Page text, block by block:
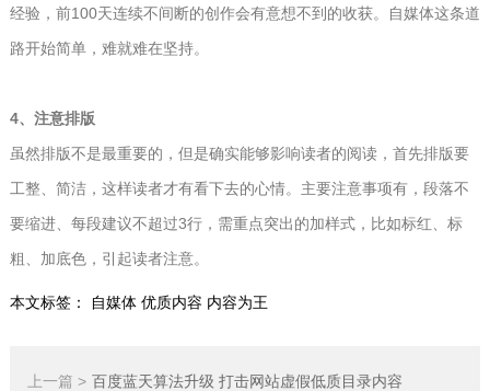
经验，前100天连续不间断的创作会有意想不到的收获。自媒体这条道
路开始简单，难就难在坚持。
4、注意排版
虽然排版不是最重要的，但是确实能够影响读者的阅读，首先排版要
工整、简洁，这样读者才有看下去的心情。主要注意事项有，段落不
要缩进、每段建议不超过3行，需重点突出的加样式，比如标红、标
粗、加底色，引起读者注意。
本文标签： 自媒体 优质内容 内容为王
上一篇 > 百度蓝天算法升级 打击网站虚假低质目录内容